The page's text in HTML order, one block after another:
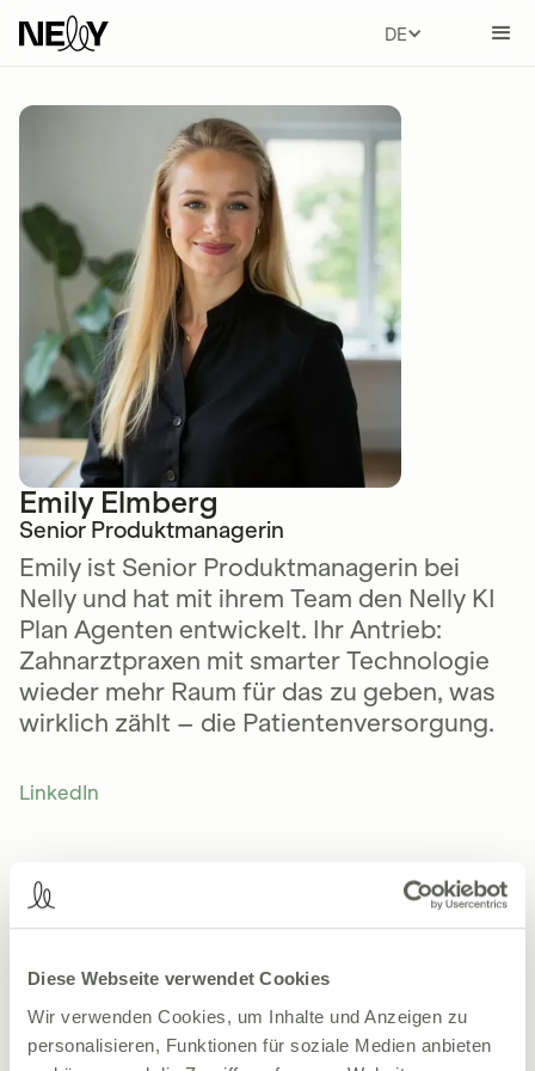
Diese Webseite verwendet Cookies
Wir verwenden Cookies, um Inhalte und Anzeigen zu
personalisieren, Funktionen für soziale Medien anbieten
DEUTSCH
Emily Elmberg
Senior Produktmanagerin
Emily ist Senior Produktmanagerin bei
Nelly und hat mit ihrem Team den Nelly KI
Plan Agenten entwickelt. Ihr Antrieb:
Zahnarztpraxen mit smarter Technologie
wieder mehr Raum für das zu geben, was
wirklich zählt – die Patientenversorgung.
LinkedIn